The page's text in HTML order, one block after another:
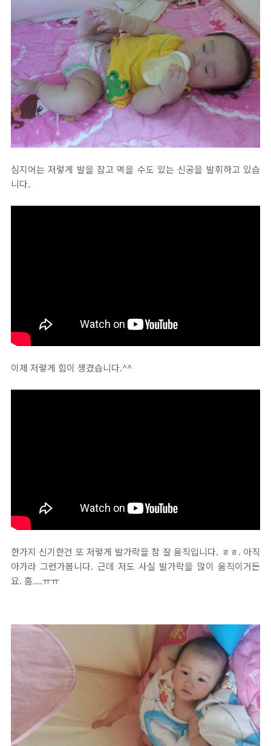
심지어는 저렇게 발을 잡고 먹을 수도 있는 신공을 발휘하고 있습
니다.
이제 저렇게 힘이 생겼습니다.^^
한가지 신기한건 또 저렇게 발가락을 참 잘 움직입니다. ㅎㅎ. 아직
아가라 그런가봅니다. 근데 저도 사실 발가락을 많이 움직이거든
요. 흠....ㅠㅠ